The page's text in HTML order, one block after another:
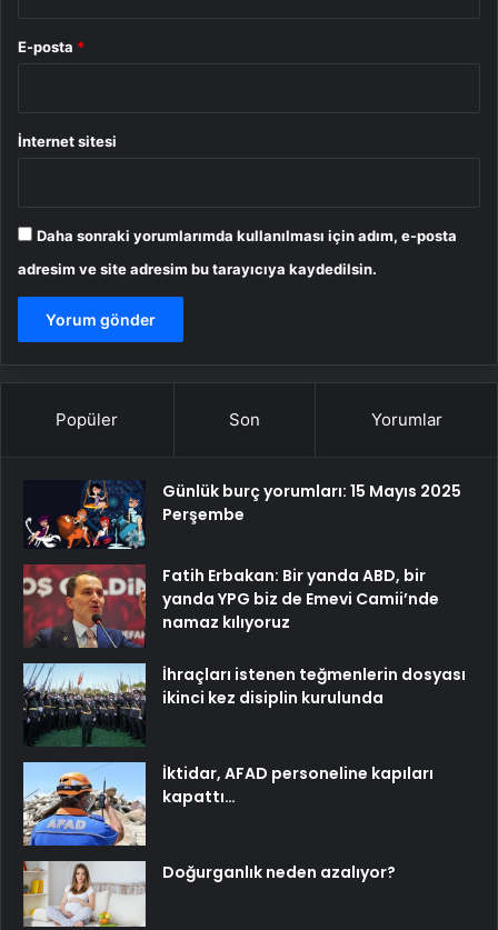
E-posta *
İnternet sitesi
Daha sonraki yorumlarımda kullanılması için adım, e-posta
adresim ve site adresim bu tarayıcıya kaydedilsin.
Popüler Son Yorumlar
Günlük burç yorumları: 15 Mayıs 2025
Perşembe
Fatih Erbakan: Bir yanda ABD, bir
yanda YPG biz de Emevi Camii’nde
namaz kılıyoruz
İhraçları istenen teğmenlerin dosyası
ikinci kez disiplin kurulunda
İktidar, AFAD personeline kapıları
kapattı…
Doğurganlık neden azalıyor?